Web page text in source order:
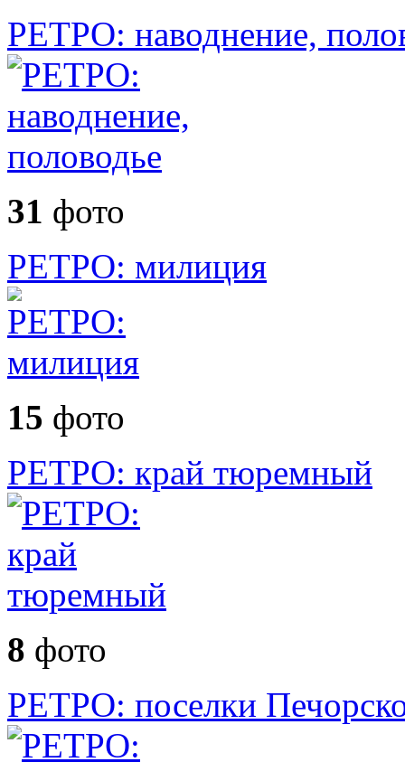
РЕТРО: наводнение,
31 фото
РЕТРО: милиция
15 фото
РЕТРО: край тюремный
8 фото
РЕТРО: поселки